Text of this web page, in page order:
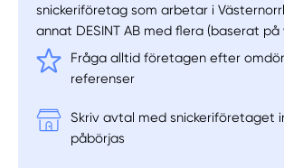
snickeriföretag som arbetar i
annat DESINT AB med flera (baserat
Fråga alltid företagen efter
referenser
Skriv avtal med snickeriföretaget
påbörjas